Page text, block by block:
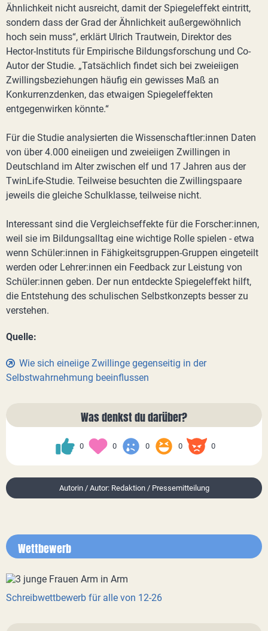
Ähnlichkeit nicht ausreicht, damit der Spiegeleffekt eintritt,
sondern dass der Grad der Ähnlichkeit außergewöhnlich
hoch sein muss“, erklärt Ulrich Trautwein, Direktor des
Hector-Instituts für Empirische Bildungsforschung und Co-
Autor der Studie. „Tatsächlich findet sich bei zweieiigen
Zwillingsbeziehungen häufig ein gewisses Maß an
Konkurrenzdenken, das etwaigen Spiegeleffekten
entgegenwirken könnte.“
Für die Studie analysierten die Wissenschaftler:innen Daten
von über 4.000 eineiigen und zweieiigen Zwillingen in
Deutschland im Alter zwischen elf und 17 Jahren aus der
TwinLife-Studie. Teilweise besuchten die Zwillingspaare
jeweils die gleiche Schulklasse, teilweise nicht.
Interessant sind die Vergleichseffekte für die Forscher:innen,
weil sie im Bildungsalltag eine wichtige Rolle spielen - etwa
wenn Schüler:innen in Fähigkeitsgruppen-Gruppen eingeteilt
werden oder Lehrer:innen ein Feedback zur Leistung von
Schüler:innen geben. Der nun entdeckte Spiegeleffekt hilft,
die Entstehung des schulischen Selbstkonzepts besser zu
verstehen.
Quelle:
Wie sich eineiige Zwillinge gegenseitig in der
Selbstwahrnehmung beeinflussen
Was denkst du darüber?
0 0 0 0 0
Autorin / Autor: Redaktion / Pressemitteilung
Wettbewerb
Schreibwettbewerb für alle von 12-26